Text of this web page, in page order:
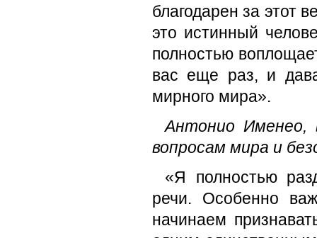
благодарен за этот
это истинный
полностью
вас еще раз, и
мирного мира».
Антонио Именео,
вопросам мира и
«Я полностью
речи. Особенно
начинаем